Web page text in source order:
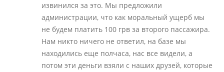
извинился за это. Мы предложили
администрации, что как моральный ущерб мы
не будем платить 100 грв за второго пассажира.
Нам никто ничего не ответил, на базе мы
находились еще полчаса, нас все видели, а
потом эти деньги взяли с наших друзей, которые